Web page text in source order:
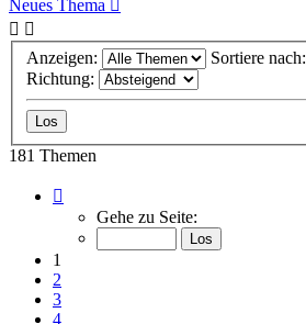
Neues Thema
Anzeigen:
Sortiere nach:
Richtung:
181 Themen
von
Gehe zu Seite:
1
2
3
4